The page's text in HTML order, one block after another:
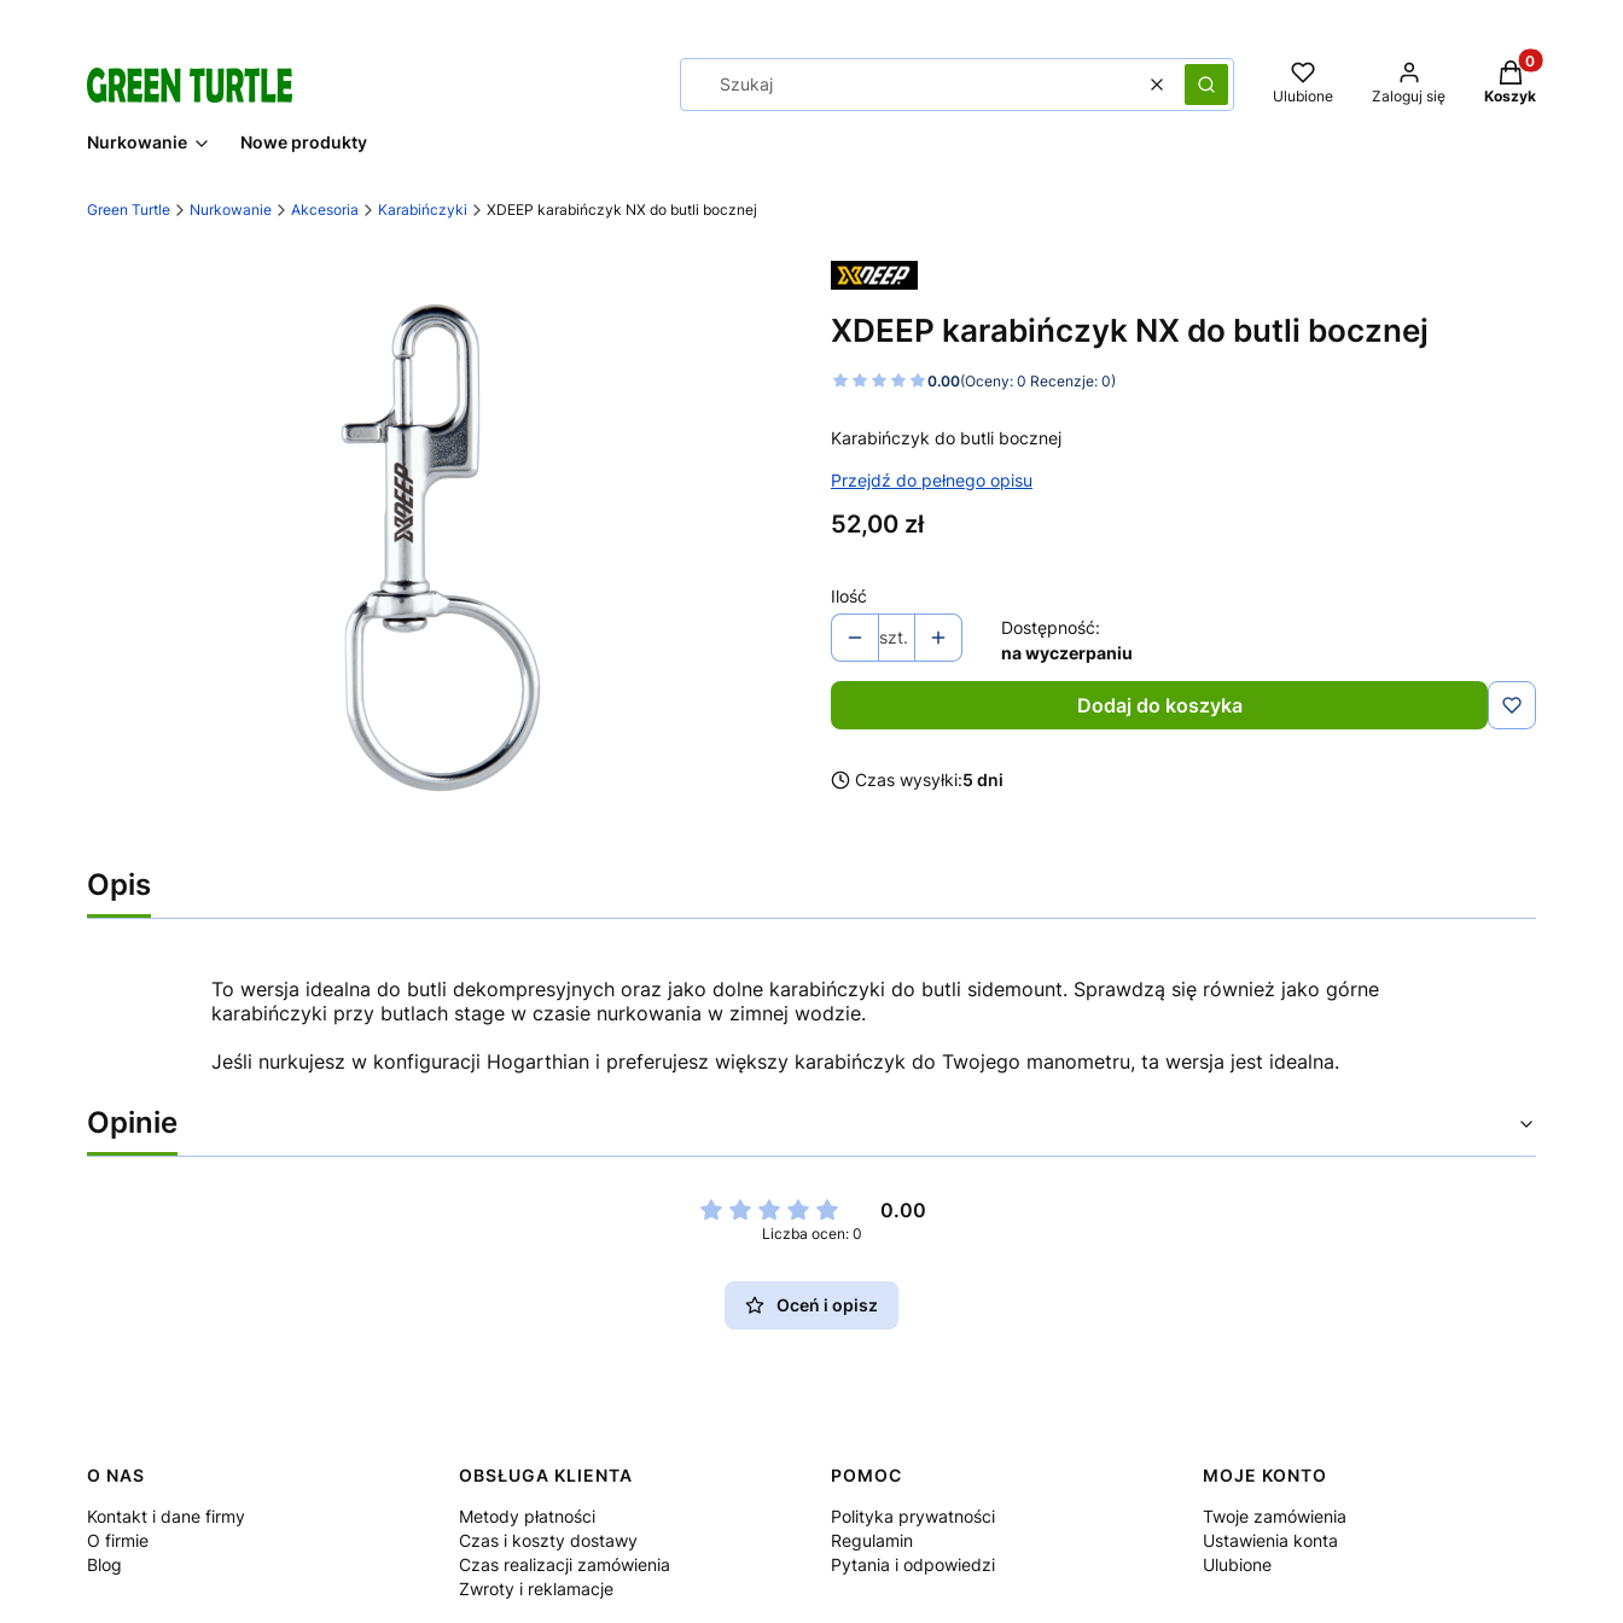
WyczyśćSzukaj Ulubione Zaloguj się
Produkty w
Koszyk
Nurkowanie Nowe produkty
Green Turtle Nurkowanie Akcesoria Karabińczyki XDEEP karabińczyk NX do butli bocznej
XDEEP karabińczyk NX do butli bocznej
0.00(Oceny: 0 Recenzje: 0)
Karabińczyk do butli bocznej
Przejdź do pełnego opisu
Cena
52,00 zł
Ilość
szt.
Dostępność:
na wyczerpaniu
Dodaj do koszyka
Czas wysyłki:5 dni
Opis
To wersja idealna do butli dekompresyjnych oraz jako dolne karabińczyki do butli sidemount. Sprawdzą się również jako górne
karabińczyki przy butlach stage w czasie nurkowania w zimnej wodzie.
Jeśli nurkujesz w konfiguracji Hogarthian i preferujesz większy karabińczyk do Twojego manometru, ta wersja jest idealna.
Opinie
0.00
Liczba ocen: 0
Oceń i opisz
Linki w stopce
O NAS
Kontakt i dane firmy
O firmie
Blog
OBSŁUGA KLIENTA
Metody płatności
Czas i koszty dostawy
Czas realizacji zamówienia
Zwroty i reklamacje
POMOC
Polityka prywatności
Regulamin
Pytania i odpowiedzi
MOJE KONTO
Twoje zamówienia
Ustawienia konta
Ulubione